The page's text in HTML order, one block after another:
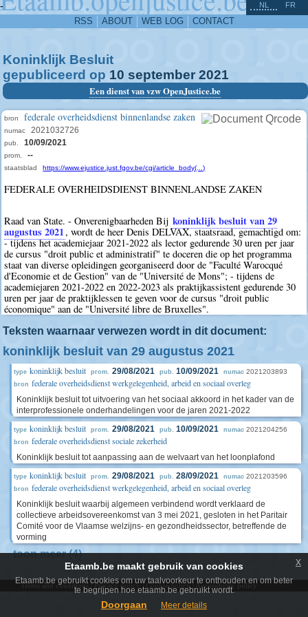
-
RSS ABOUT WEB LOG CONTACT
NL FR
Koninklijk Besluit
gepubliceerd op 10 september 2021
Een dienst van vzw OpenJustice.be
bron federale overheidsdienst binnenlandse zaken
numac 2021032726
pub. 10/09/2021
prom. --
staatsblad https://www.ejustice.just.fgov.be/cgi/article_body(...)
FEDERALE OVERHEIDSDIENST BINNENLANDSE ZAKEN
Raad van State. - Onverenigbaarheden Bij koninklijk besluit van 29
augustus 2021, wordt de heer Denis DELVAX, staatsraad, gemachtigd om:
- tijdens het academiejaar 2021-2022 als lector gedurende 30 uren per jaar
de cursus "droit public et administratif" te doceren die op het programma
staat van diverse opleidingen georganiseerd door de "Faculté Warocqué
d'Economie et de Gestion" van de "Université de Mons"; - tijdens de
academiejaren 2021-2022 en 2022-2023 als praktijkassistent gedurende 30
uren per jaar de praktijklessen te geven voor de cursus "droit public
économique" aan de "Université libre de Bruxelles".
Teksten waarnaar verwezen wordt in dit document:
koninklijk besluit van 29 augustus 2021
type koninklijk besluit prom. 29/08/2021 pub. 10/09/2021 numac 2021203893
bron federale overheidsdienst werkgelegenheid, arbeid en sociaal overleg
Koninklijk besluit tot uitvoering van het sociaal akkoord in het kader van de
interprofessionele onderhandelingen voor de jaren 2021-2022
type koninklijk besluit prom. 29/08/2021 pub. 10/09/2021 numac 2021204256
bron federale overheidsdienst sociale zekerheid
Koninklijk besluit tot aanpassing aan de welvaart van het loonplafond
type koninklijk besluit prom. 29/08/2021 pub. 28/09/2021 numac 2021203596
bron federale overheidsdienst werkgelegenheid, arbeid en sociaal overleg
Koninklijk besluit waarbij algemeen verbindend wordt verklaard de
collectieve arbeidsovereenkomst van 3 mei 2021, gesloten in het Paritair
Comité voor de Vlaamse welzijns- en gezondheidssector, betreffende de
vorming
toon meer (4)
^
Terms and conditions |Privacy policy| Cookie policy| Accessibility policy
Etaamb.be maakt gebruik van cookies
Etaamb.be gebruikt cookies om uw taalvoorkeur te onthouden en om beter
te begrijpen hoe etaamb.be gebruikt wordt.
Doorgaan Meer details
x